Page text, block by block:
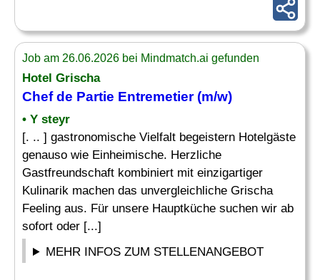
Job am 26.06.2026 bei Mindmatch.ai gefunden
Hotel Grischa
Chefde Partie Entremetier(m/w)
• Y steyr
[. .. ] gastronomische Vielfalt begeistern Hotelgäste
genauso wie Einheimische. Herzliche
Gastfreundschaft kombiniert mit einzigartiger
Kulinarik machen das unvergleichliche Grischa
Feeling aus. Für unsere Hauptküche suchen wir ab
sofort oder [...]
MEHR INFOS ZUM STELLENANGEBOT